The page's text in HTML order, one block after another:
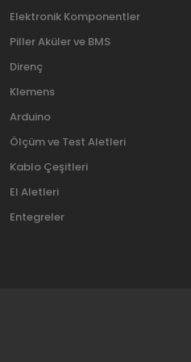
Elektronik Komponentler
Piller Aküler ve BMS
Direnç
Klemens
Arduino
Ölçüm ve Test Aletleri
Kablo Çeşitleri
El Aletleri
Entegreler